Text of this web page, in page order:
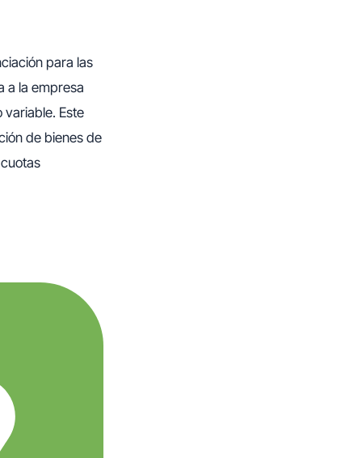
para las
a la empresa
variable. Este
de bienes de